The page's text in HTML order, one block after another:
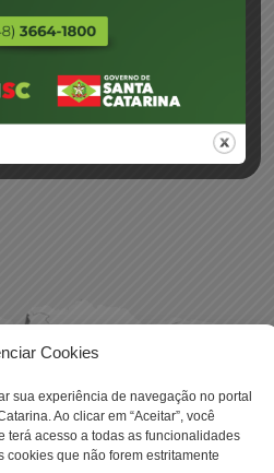
Cookies
sua experiência de navegação no portal
Ao clicar em “Aceitar”, você
terá acesso a todas as funcionalidades
cookies que não forem estritamente
- 480
SC